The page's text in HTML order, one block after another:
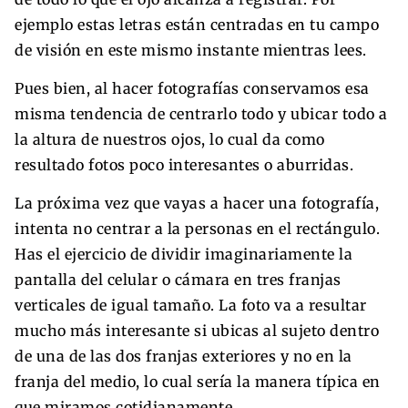
ejemplo estas letras están centradas en tu campo
de visión en este mismo instante mientras lees.
Pues bien, al hacer fotografías conservamos esa
misma tendencia de centrarlo todo y ubicar todo a
la altura de nuestros ojos, lo cual da como
resultado fotos poco interesantes o aburridas.
La próxima vez que vayas a hacer una fotografía,
intenta no centrar a la personas en el rectángulo.
Has el ejercicio de dividir imaginariamente la
pantalla del celular o cámara en tres franjas
verticales de igual tamaño. La foto va a resultar
mucho más interesante si ubicas al sujeto dentro
de una de las dos franjas exteriores y no en la
franja del medio, lo cual sería la manera típica en